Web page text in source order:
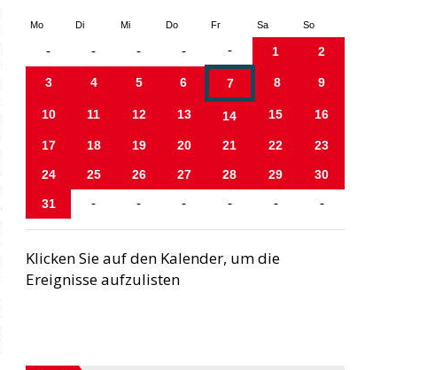
Mo Di Mi Do Fr Sa So
- - - - - 1 2
3 4 5 6 7 8 9
10 11 12 13 14 15 16
17 18 19 20 21 22 23
24 25 26 27 28 29 30
31 - - - - - -
Klicken Sie auf den Kalender, um die
Ereignisse aufzulisten